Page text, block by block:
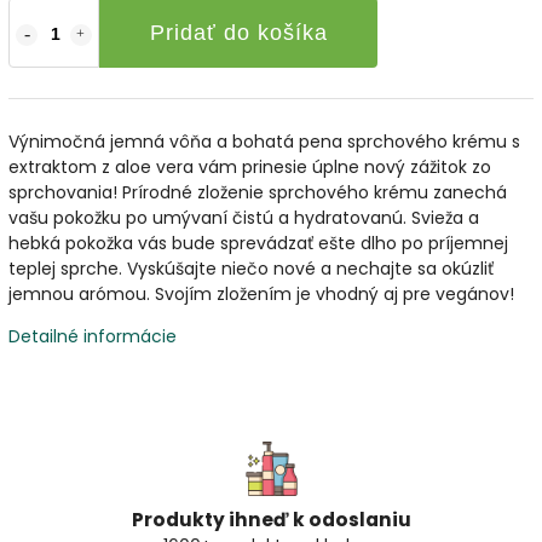
Pridať do košíka
Výnimočná jemná vôňa a bohatá pena sprchového krému s
extraktom z aloe vera vám prinesie úplne nový zážitok zo
sprchovania! Prírodné zloženie sprchového krému zanechá
vašu pokožku po umývaní čistú a hydratovanú. Svieža a
hebká pokožka vás bude sprevádzať ešte dlho po príjemnej
teplej sprche. Vyskúšajte niečo nové a nechajte sa okúzliť
jemnou arómou. Svojím zložením je vhodný aj pre vegánov!
Detailné informácie
Produkty ihneď k odoslaniu